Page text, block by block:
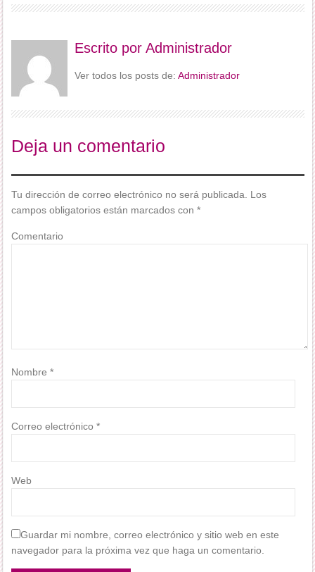
Escrito porAdministrador
Ver todos los posts de:Administrador
Deja un comentario
Tu dirección de correo electrónico no será publicada. Los
campos obligatorios están marcados con*
Comentario
Nombre*
Correo electrónico*
Web
Guardar mi nombre, correo electrónico y sitio web en este
navegador para la próxima vez que haga un comentario.